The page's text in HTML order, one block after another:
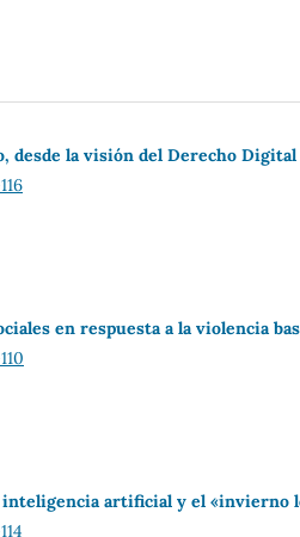
desde la visión del Derecho
en respuesta a la violencia
inteligencia artificial y el «invierno